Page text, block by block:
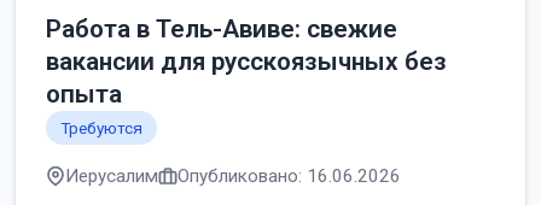
Работа в Тель-Авиве: свежие
вакансии для русскоязычных без
опыта
Требуются
Иерусалим Опубликовано: 16.06.2026